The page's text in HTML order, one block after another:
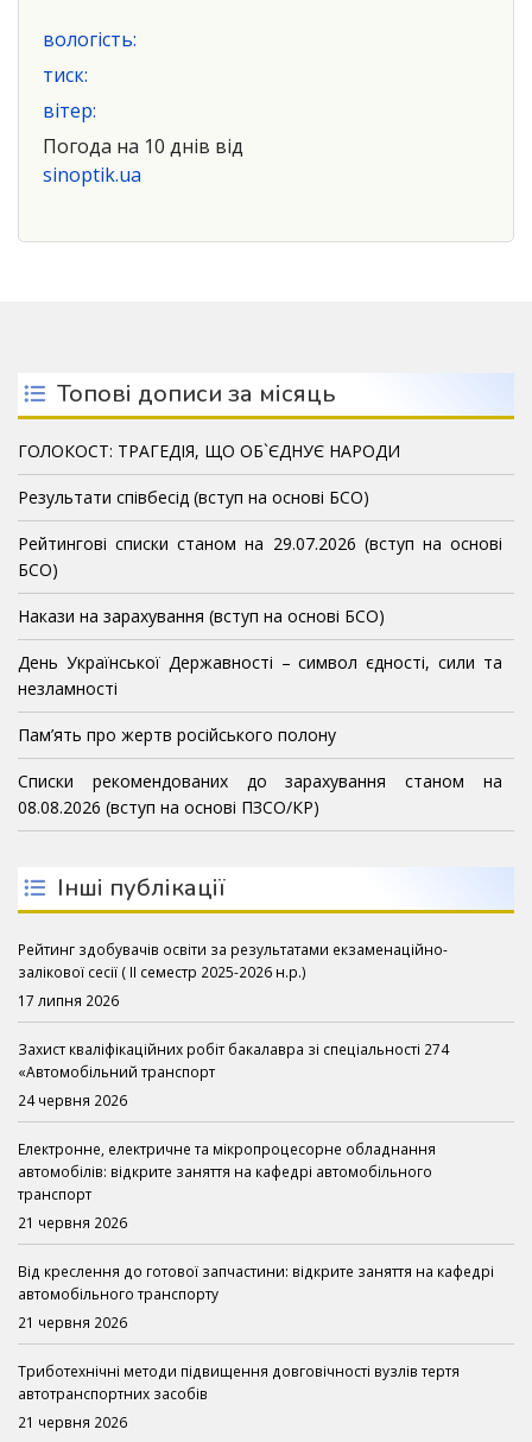
вологість:
тиск:
вітер:
Погода на 10 днів від
sinoptik.ua
Топові дописи за місяць
ГОЛОКОСТ: ТРАГЕДІЯ, ЩО ОБ`ЄДНУЄ НАРОДИ
Результати співбесід (вступ на основі БСО)
Рейтингові списки станом на 29.07.2026 (вступ на основі
БСО)
Накази на зарахування (вступ на основі БСО)
День Української Державності – символ єдності, сили та
незламності
Пам’ять про жертв російського полону
Списки рекомендованих до зарахування станом на
08.08.2026 (вступ на основі ПЗСО/КР)
Інші публікації
Рейтинг здобувачів освіти за результатами екзаменаційно-
залікової сесії ( ІІ семестр 2025-2026 н.р.)
17 липня 2026
Захист кваліфікаційних робіт бакалавра зі спеціальності 274
«Автомобільний транспорт
24 червня 2026
Електронне, електричне та мікропроцесорне обладнання
автомобілів: відкрите заняття на кафедрі автомобільного
транспорт
21 червня 2026
Від креслення до готової запчастини: відкрите заняття на кафедрі
автомобільного транспорту
21 червня 2026
Триботехнічні методи підвищення довговічності вузлів тертя
автотранспортних засобів
21 червня 2026